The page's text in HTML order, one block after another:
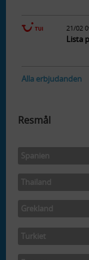
21/02
Lista
Alla erbjudanden
Resmål
Spanien
Thailand
Grekland
Turkiet